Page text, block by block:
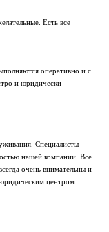
Есть все
оперативно и с
и юридически
Специалисты
нашей компании. Все
очень внимательны и
центром.